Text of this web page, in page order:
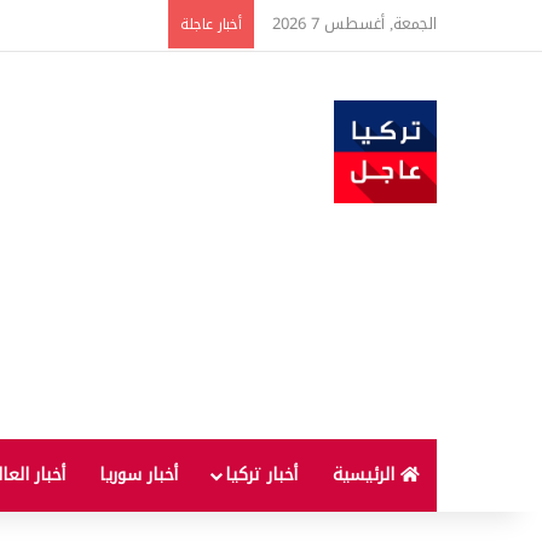
الجمعة, أغسطس 7 2026 أخبار عاجلة
الرئيسية أخبار تركيا أخبار سوريا أخبار